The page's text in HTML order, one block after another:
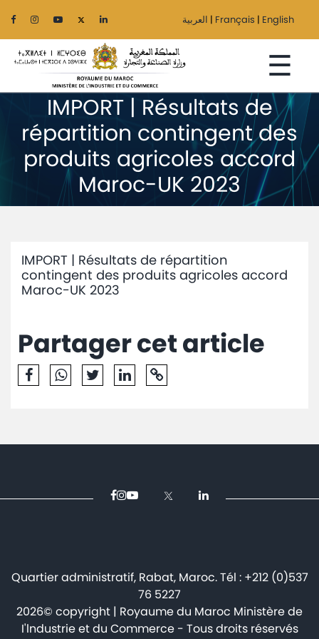
العربية | Français | English
☰
Accueil
Ministère
Régionalisation
Avis
et
annonces
Contact
IMPORT | Résultats de
répartition contingent des
produits agricoles accord
Maroc-UK 2023
IMPORT | Résultats de répartition
contingent des produits agricoles accord
Maroc-UK 2023
Partager cet article
Quartier administratif, Rabat, Maroc. Tél : +212 (0)537
76 5227
2026© copyright | Royaume du Maroc Ministère de
I'lndustrie et du Commerce - Tous droits réservés